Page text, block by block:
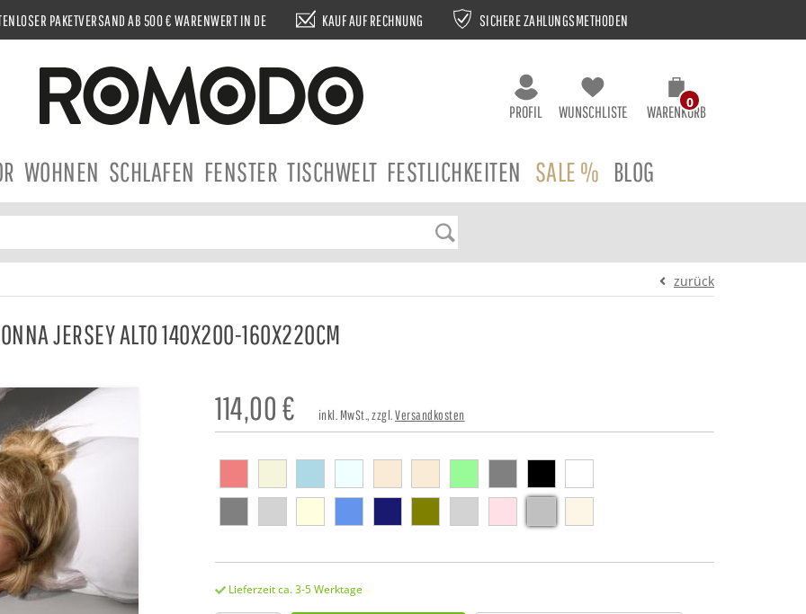
PAKETVERSAND AB 500 € WARENWERT IN DE KAUF AUF RECHNUNG SICHERE ZAHLUNGSMETHODEN
PROFIL WUNSCHLISTE WARENKORB
0
WOHNEN SCHLAFEN FENSTER TISCHWELT FESTLICHKEITEN SALE % BLOG
zurück
JERSEY ALTO 140X200-160X220CM
114,00€ inkl. MwSt., zzgl.Versandkosten
Lieferzeit ca. 3-5 Werktage